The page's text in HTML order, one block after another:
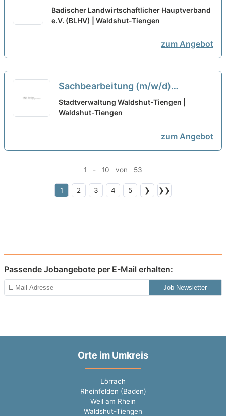
Teilzeit neu
Badischer Landwirtschaftlicher Hauptverband
e.V. (BLHV) | Waldshut-Tiengen
zum Angebot
Sachbearbeitung (m/w/d)
Ausländeramt in Vollzeit / Teilzeit
neu
Stadtverwaltung Waldshut-Tiengen |
Waldshut-Tiengen
zum Angebot
1 - 10 von 53
1 2 3 4 5 ❯ ❯❯
Passende Jobangebote per E-Mail erhalten:
Job Newsletter
Orte im Umkreis
Lörrach
Rheinfelden (Baden)
Weil am Rhein
Waldshut-Tiengen